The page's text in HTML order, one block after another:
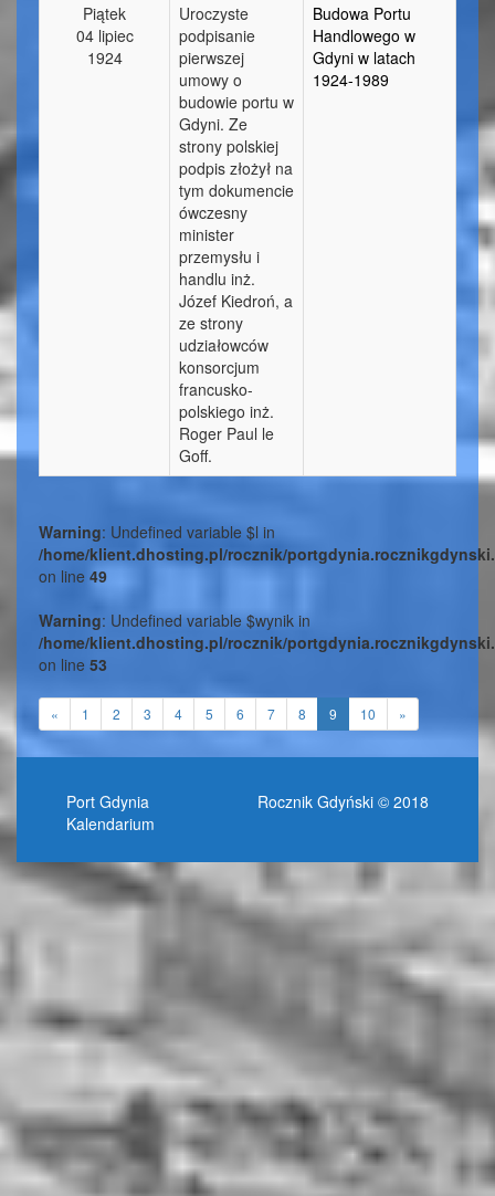
Piątek
04 lipiec
1924
Uroczyste
podpisanie
pierwszej
umowy o
budowie portu w
Gdyni. Ze
strony polskiej
podpis złożył na
tym dokumencie
ówczesny
minister
przemysłu i
handlu inż.
Józef Kiedroń, a
ze strony
udziałowców
konsorcjum
francusko-
polskiego inż.
Roger Paul le
Goff.
Budowa Portu
Handlowego w
Gdyni w latach
1924-1989
Warning: Undefined variable $l in
/home/klient.dhosting.pl/rocznik/
on line 49
Warning: Undefined variable $wynik in
/home/klient.dhosting.pl/rocznik/
on line 53
« 1 2 3 4 5 6 7 8 9 10 »
Port Gdynia
Kalendarium
Rocznik Gdyński © 2018